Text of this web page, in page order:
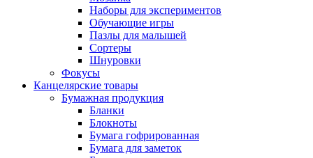
Наборы для экспериментов
Обучающие игры
Пазлы для малышей
Сортеры
Шнуровки
Фокусы
Канцелярские товары
Бумажная продукция
Бланки
Блокноты
Бумага гофрированная
Бумага для заметок